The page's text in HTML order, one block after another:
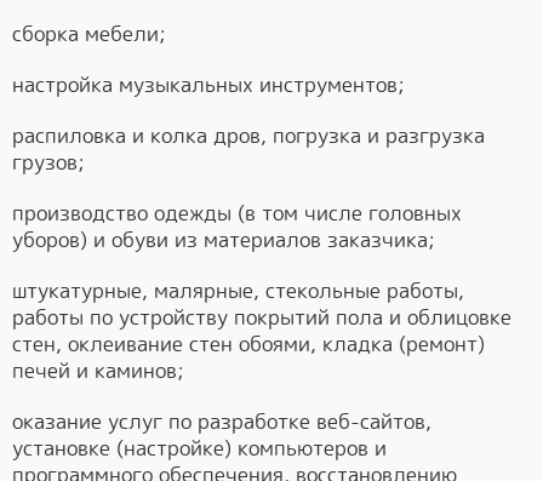
сборка мебели;
настройка музыкальных инструментов;
распиловка и колка дров, погрузка и разгрузка
грузов;
производство одежды (в том числе головных
уборов) и обуви из материалов заказчика;
штукатурные, малярные, стекольные работы,
работы по устройству покрытий пола и облицовке
стен, оклеивание стен обоями, кладка (ремонт)
печей и каминов;
оказание услуг по разработке веб-сайтов,
установке (настройке) компьютеров и